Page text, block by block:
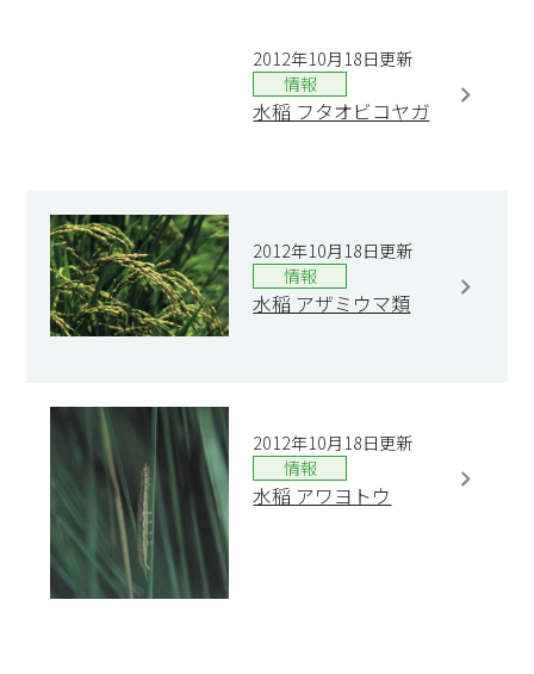
2012年10月18日更新
情報
水稲 フタオビコヤガ
2012年10月18日更新
情報
水稲 アザミウマ類
2012年10月18日更新
情報
水稲 アワヨトウ